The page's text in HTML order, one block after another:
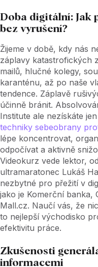
Doba digitální: Jak
bez vyrušení?
Žijeme v době, kdy nás
záplavy katastrofických
mailů, hlučné kolegy,
karanténu, až po naše
tendence. Záplavě
účinně bránit.
Institute ale nezískáte jen
techniky sebeobrany
lépe koncentrovat,
odpočívat a aktivně
Videokurz vede lektor,
ultramaratonec Lukáš
nezbytné pro přežití v
jako je Komerční banka,
Mall.cz. Naučí vás, že
to nejlepší východisko
efektivitu práce.
Zkušenosti
informacemi